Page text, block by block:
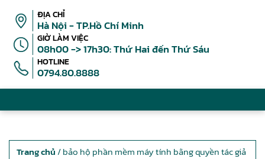
ĐỊA CHỈ
Hà Nội - TP.Hồ Chí Minh
GIỜ LÀM VIỆC
08h00 -> 17h30: Thứ Hai đến Thứ Sáu
HOTLINE
0794.80.8888
Trang chủ / bảo hộ phần mềm máy tính bằng quyền tác giả